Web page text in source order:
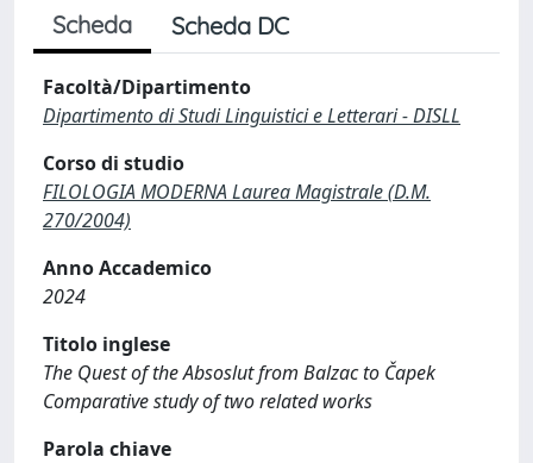
Scheda Scheda DC
Facoltà/Dipartimento
Dipartimento di Studi Linguistici e Letterari - DISLL
Corso di studio
FILOLOGIA MODERNA Laurea Magistrale (D.M.
270/2004)
Anno Accademico
2024
Titolo inglese
The Quest of the Absoslut from Balzac to Čapek
Comparative study of two related works
Parola chiave